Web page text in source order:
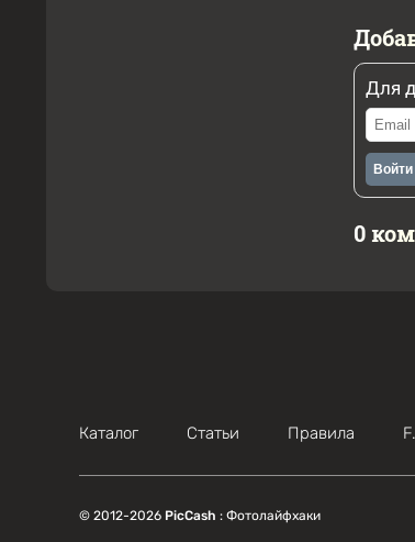
Для
Войти
0
Каталог Статьи Правила
© 2012-2026 PicCash : Фотолайфхаки